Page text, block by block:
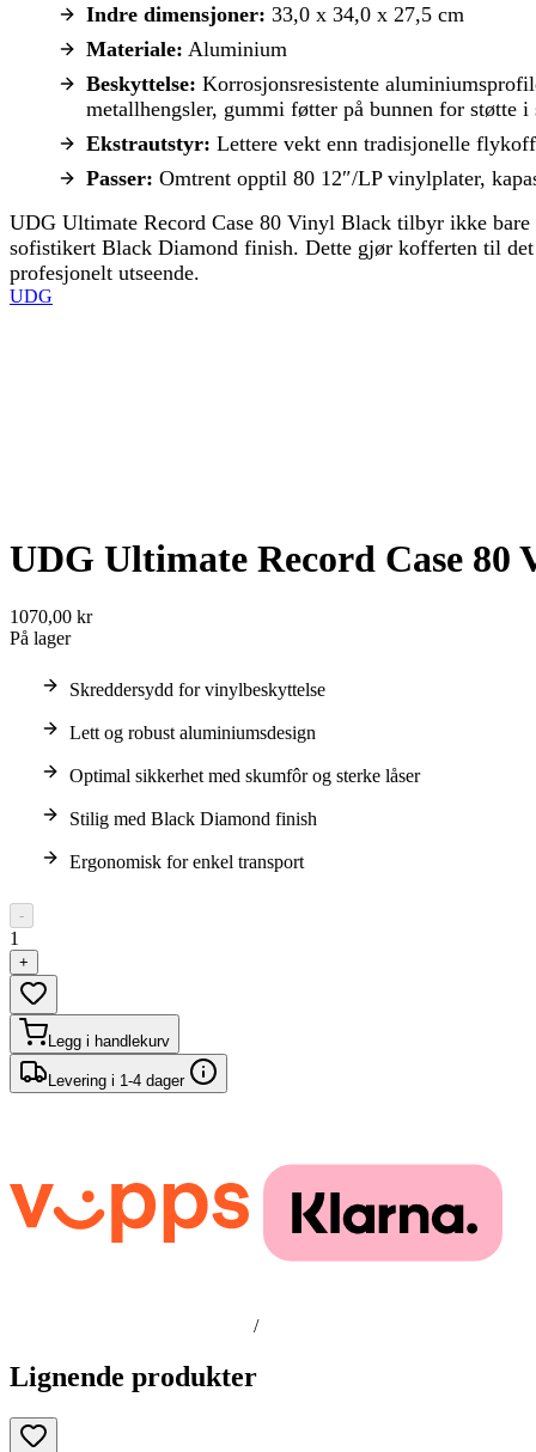
Indre dimensjoner: 33,0 x 34,0 x 27,5 cm
Materiale: Aluminium
Beskyttelse: Korrosjonsresistente
metallhengsler, gummi føtter på bunnen for støtte i
Ekstrautstyr: Lettere vekt enn tradisjonelle
Passer: Omtrent opptil 80 12″/LP vinylplater,
UDG Ultimate Record Case 80 Vinyl Black tilbyr ikke
sofistikert Black Diamond finish. Dette gjør kofferten til
profesjonelt utseende.
UDG
UDG Ultimate Record Case 80
1070,00 kr
På lager
Skreddersydd for vinylbeskyttelse
Lett og robust aluminiumsdesign
Optimal sikkerhet med skumfôr og sterke låser
Stilig med Black Diamond finish
Ergonomisk for enkel transport
-
1
+
Legg i handlekurv
Levering i 1-4 dager
/
Lignende produkter